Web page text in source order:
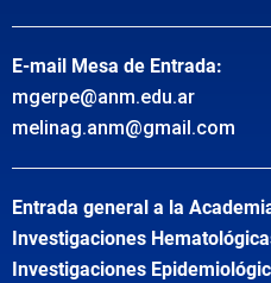
E-mail Mesa de Entrada:
mgerpe@anm.edu.ar
melinag.anm@gmail.com
Entrada general a la
Investigaciones
Investigaciones